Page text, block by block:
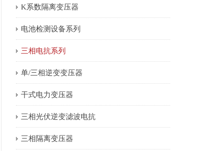
K系数隔离变压器
电池检测设备系列
三相电抗系列
单/三相逆变变压器
干式电力变压器
三相光伏逆变滤波电抗
三相隔离变压器
三相滤波电抗器
三相滤波电抗器